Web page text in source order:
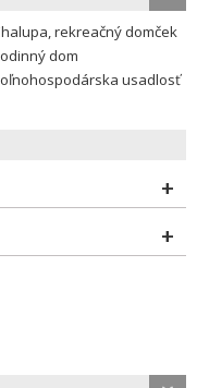
rekreačný domček
dom
usadlosť